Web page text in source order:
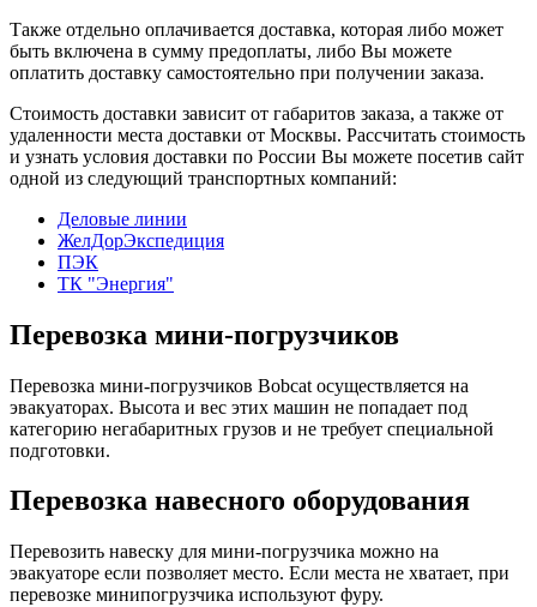
Также отдельно оплачивается доставка, которая либо может
быть включена в сумму предоплаты, либо Вы можете
оплатить доставку самостоятельно при получении заказа.
Стоимость доставки зависит от габаритов заказа, а также от
удаленности места доставки от Москвы. Рассчитать стоимость
и узнать условия доставки по России Вы можете посетив сайт
одной из следующий транспортных компаний:
Деловые линии
ЖелДорЭкспедиция
ПЭК
ТК "Энергия"
Перевозка мини-погрузчиков
Перевозка мини-погрузчиков Bobcat осуществляется на
эвакуаторах. Высота и вес этих машин не попадает под
категорию негабаритных грузов и не требует специальной
подготовки.
Перевозка навесного оборудования
Перевозить навеску для мини-погрузчика можно на
эвакуаторе если позволяет место. Если места не хватает, при
перевозке минипогрузчика используют фуру.